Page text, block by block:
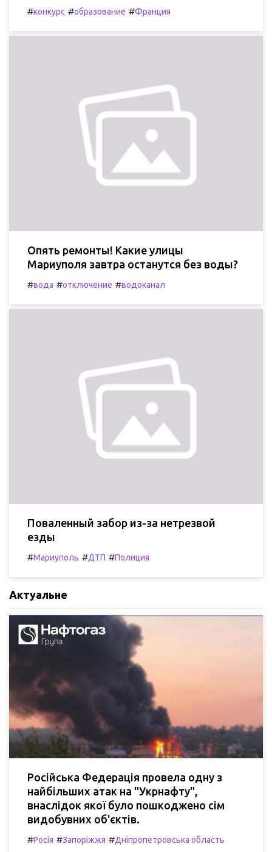
#конкурс #образование #Франция
Опять ремонты! Какие улицы
Мариуполя завтра останутся без воды?
#вода #отключение #водоканал
Поваленный забор из-за нетрезвой
езды
#Мариуполь #ДТП #Полиция
Актуальне
Російська Федерація провела одну з
найбільших атак на "Укрнафту",
внаслідок якої було пошкоджено сім
видобувних об'єктів.
#Росія #Запоріжжя #Дніпропетровська область